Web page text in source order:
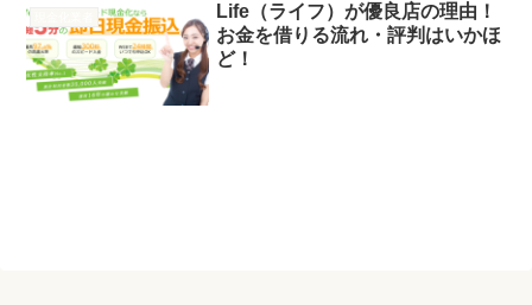
Life（ライフ）が優良店の理由！
お金を借りる流れ・評判はいかほ
ど！